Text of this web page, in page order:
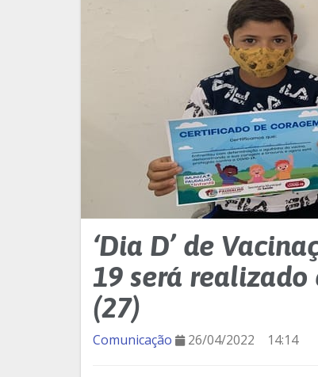
‘Dia D’ de
19 será
(27)
Comunicação 26/04/2022 14:14